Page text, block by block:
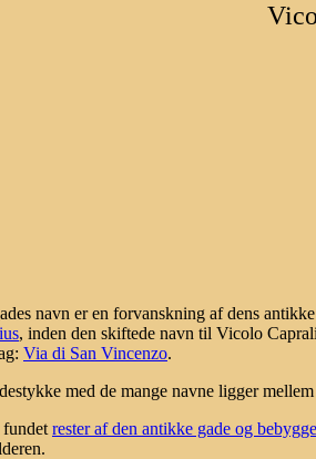
navn er en forvanskning af dens
, inden den skiftede navn til Vicolo
Via di San Vincenzo.
med de mange navne ligger
rester af den antikke gade og